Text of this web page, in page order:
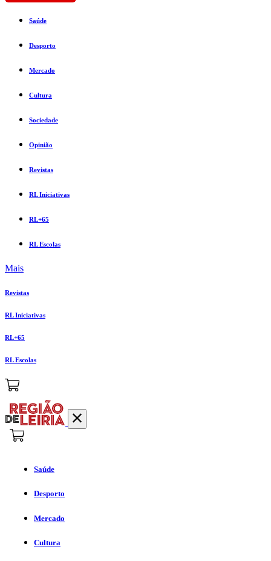
Saúde
Desporto
Mercado
Cultura
Sociedade
Opinião
Revistas
RL Iniciativas
RL+65
RL Escolas
Mais
Revistas
RL Iniciativas
RL+65
RL Escolas
Saúde
Desporto
Mercado
Cultura